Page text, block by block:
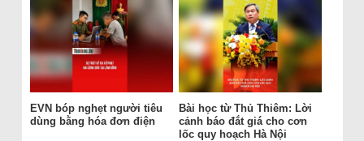
EVN bóp nghẹt người tiêu
dùng bằng hóa đơn điện
Bài học từ Thủ Thiêm: Lời
cảnh báo đắt giá cho cơn
lốc quy hoạch Hà Nội